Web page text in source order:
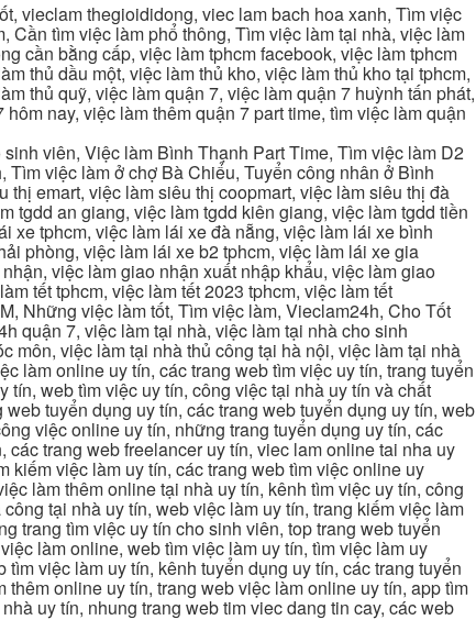
vieclam thegioididong, viec lam bach hoa xanh, Tìm việc
tìm việc làm phổ thông, Tìm việc làm tại nhà, việc làm
cần bằng cấp, việc làm tphcm facebook, việc làm tphcm
thủ dầu một, việc làm thủ kho, việc làm thủ kho tại tphcm,
thủ quỹ, việc làm quận 7, việc làm quận 7 huỳnh tấn phát,
nay, việc làm thêm quận 7 part time, tìm việc làm quận
viên, Việc làm Bình Thạnh Part Time, Tìm việc làm D2
việc làm ở chợ Bà Chiểu, Tuyển công nhân ở Bình
emart, việc làm siêu thị coopmart, việc làm siêu thị đà
tgdd an giang, việc làm tgdd kiên giang, việc làm tgdd tiền
xe tphcm, việc làm lái xe đà nẵng, việc làm lái xe bình
phòng, việc làm lái xe b2 tphcm, việc làm lái xe gia
việc làm giao nhận xuất nhập khẩu, việc làm giao
tết tphcm, việc làm tết 2023 tphcm, việc làm tết
Những việc làm tốt, Tìm việc làm, Vieclam24h, Cho Tốt
quận 7, việc làm tại nhà, việc làm tại nhà cho sinh
môn, việc làm tại nhà thủ công tại hà nội, việc làm tại nhà
làm online uy tín, các trang web tìm việc uy tín, trang tuyển
web tìm việc uy tín, công việc tại nhà uy tín và chất
tuyển dụng uy tín, các trang web tuyển dụng uy tín, web
việc online uy tín, những trang tuyển dụng uy tín, các
trang web freelancer uy tín, viec lam online tai nha uy
kiếm việc làm uy tín, các trang web tìm việc online uy
làm thêm online tại nhà uy tín, kênh tìm việc uy tín, công
tại nhà uy tín, web việc làm uy tín, trang kiếm việc làm
trang tìm việc uy tín cho sinh viên, top trang web tuyển
làm online, web tìm việc làm uy tín, tìm việc làm uy
việc làm uy tín, kênh tuyển dụng uy tín, các trang tuyển
online uy tín, trang web việc làm online uy tín, app tìm
uy tín, nhung trang web tim viec dang tin cay, các web